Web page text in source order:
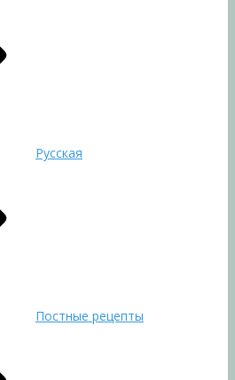
Русская
Постные рецепты